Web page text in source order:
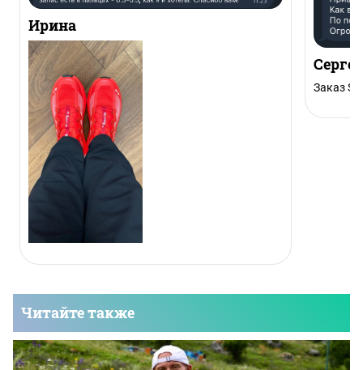
Ирина
Заказ
Читайте также